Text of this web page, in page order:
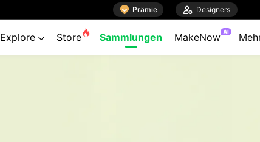
 Prämie  Designers
Explore  Store Sammlungen MakeNow AI